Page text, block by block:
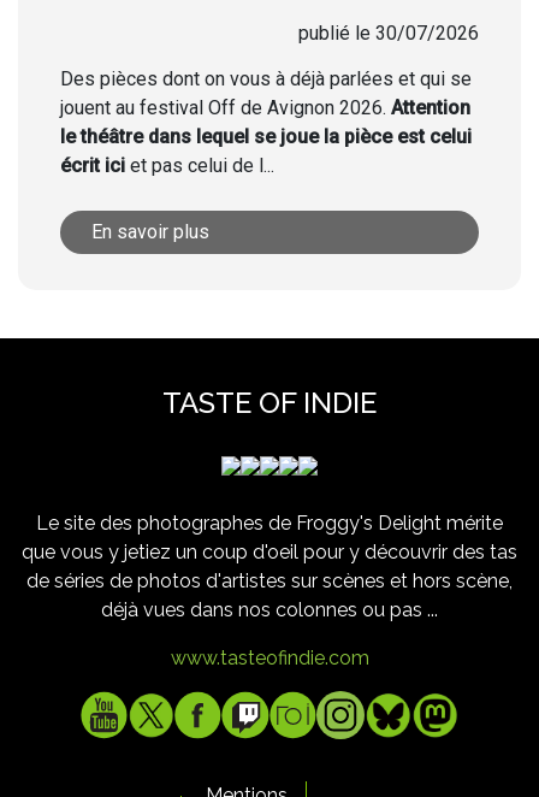
publié le 30/07/2026
Des pièces dont on vous à déjà parlées et qui se
jouent au festival Off de Avignon 2026. Attention
le théâtre dans lequel se joue la pièce est celui
écrit ici et pas celui de l...
En savoir plus
TASTE OF INDIE
Le site des photographes de Froggy's Delight mérite
que vous y jetiez un coup d'oeil pour y découvrir des tas
de séries de photos d'artistes sur scènes et hors scène,
déjà vues dans nos colonnes ou pas ...
www.tasteofindie.com